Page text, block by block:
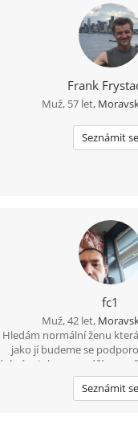
Frank
Muž, 57 let,
Seznámit se
fc1
Muž, 42 let,
Hledám normální ženu
jako jí budeme se
dobrém i zlem nesnáším
života chce
Seznámit se